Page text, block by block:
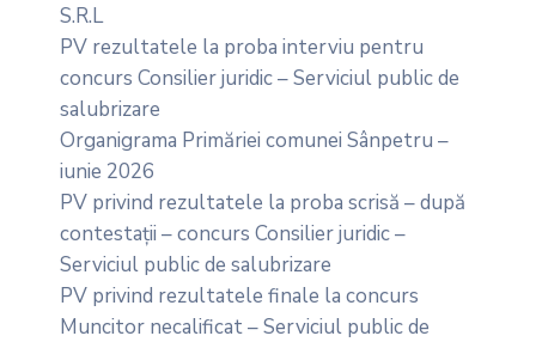
S.R.L
PV rezultatele la proba interviu pentru
concurs Consilier juridic – Serviciul public de
salubrizare
Organigrama Primăriei comunei Sânpetru –
iunie 2026
PV privind rezultatele la proba scrisă – după
contestații – concurs Consilier juridic –
Serviciul public de salubrizare
PV privind rezultatele finale la concurs
Muncitor necalificat – Serviciul public de